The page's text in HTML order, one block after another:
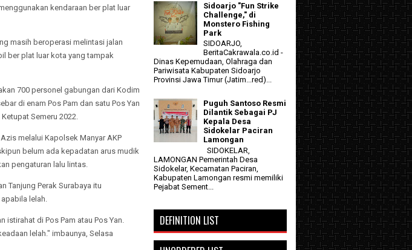
kendaraan ber plat luar
masih beroperasi melintasi jalan
ber plat luar kota yang tampak
700 personel gabungan dari Kodim
di enam Pos Pam dan satu Pos Yan
Semeru 2022.
melalui Kapolsek Manyar AKP
belum ada kepadatan arus mudik
pengaturan lalu lintas.
Tanjung Perak Surabaya itu
lelah.
istirahat di Pos Pam atau Pos Yan.
lelah." imbaunya, Selasa
Sidoarjo "Fun Strike
Challenge," di
Monstero Fishing
Park
SIDOARJO,
BeritaCakrawala.co.id -
Dinas Kepemudaan, Olahraga dan
Pariwisata Kabupaten Sidoarjo
Provinsi Jawa Timur (Jatim...red)...
Puguh Santoso Resmi
Dilantik Sebagai PJ
Kepala Desa
Sidokelar Paciran
Lamongan
SIDOKELAR,
LAMONGAN Pemerintah Desa
Sidokelar, Kecamatan Paciran,
Kabupaten Lamongan resmi memiliki
Pejabat Sement...
DEFINITION LIST